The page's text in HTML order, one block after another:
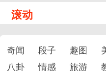
滚动
奇闻 段子 趣图
八卦
情感 旅游